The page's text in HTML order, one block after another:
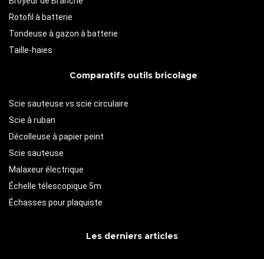
Rotofil à batterie
Tondeuse à gazon à batterie
Taille-haies
Comparatifs outils bricolage
Scie sauteuse vs scie circulaire
Scie à ruban
Décolleuse à papier peint
Scie sauteuse
Malaxeur électrique
Échelle télescopique 5m
Échasses pour plaquiste
Les derniers articles